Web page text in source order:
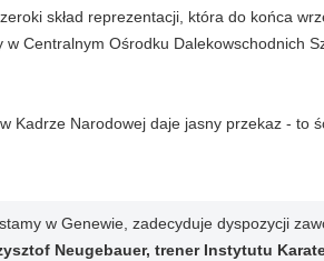
skład reprezentacji, która do końca
w Centralnym Ośrodku Dalekowschodnich
Kadrze Narodowej daje jasny przekaz - to
w Genewie, zadecyduje dyspozycji
Neugebauer, trener Instytutu